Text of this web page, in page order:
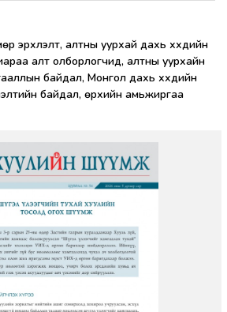
эрхлэлт, алтны уурхай дахь хүүхдийн
алт олборлогчид, алтны уурхайн
байдал, Монгол дахь хүүхдийн
байдал, өрхийн амьжиргаа